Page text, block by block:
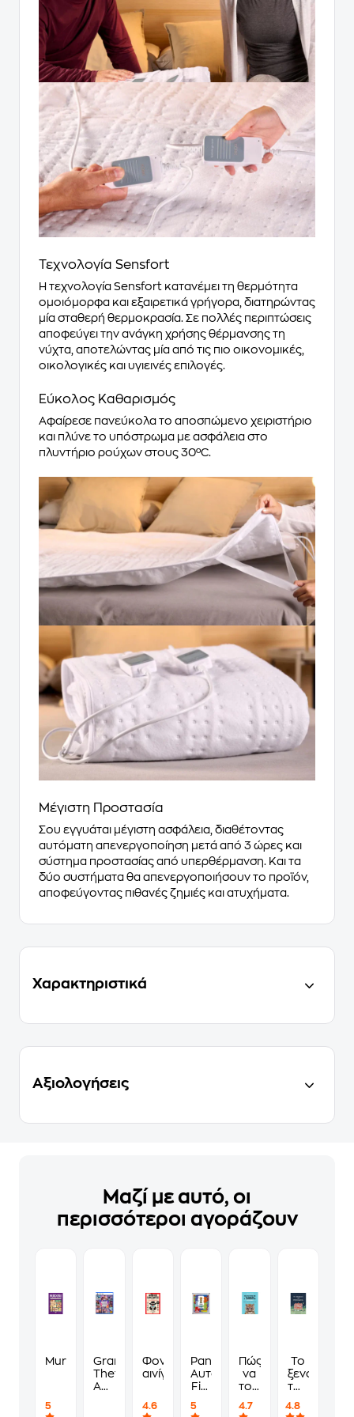
Τεχνολογία Sensfort
Η τεχνολογία Sensfort κατανέμει τη θερμότητα
ομοιόμορφα και εξαιρετικά γρήγορα, διατηρώντας
μία σταθερή θερμοκρασία. Σε πολλές περιπτώσεις
αποφεύγει την ανάγκη χρήσης θέρμανσης τη
νύχτα, αποτελώντας μία από τις πιο οικονομικές,
οικολογικές και υγιεινές επιλογές.
Εύκολος Καθαρισμός
Αφαίρεσε πανεύκολα το αποσπώμενο χειριστήριο
και πλύνε το υπόστρωμα με ασφάλεια στο
πλυντήριο ρούχων στους 30ºC.
Μέγιστη Προστασία
Σου εγγυάται μέγιστη ασφάλεια, διαθέτοντας
αυτόματη απενεργοποίηση μετά από 3 ώρες και
σύστημα προστασίας από υπερθέρμανση. Και τα
δύο συστήματα θα απενεργοποιήσουν το προϊόν,
αποφεύγοντας πιθανές ζημιές και ατυχήματα.
Χαρακτηριστικά
Αξιολογήσεις
Μαζί με αυτό, οι
περισσότεροι αγοράζουν
Murdoku
5
Grand
Theft
Auto
Standard
Φονικά
αινίγματα
4.6
Panini
Αυτοκόλλητα
Fifa
Cup
5
Πώς
να
τους
να
4.7
Το
ξενοδοχείο
των
4.8